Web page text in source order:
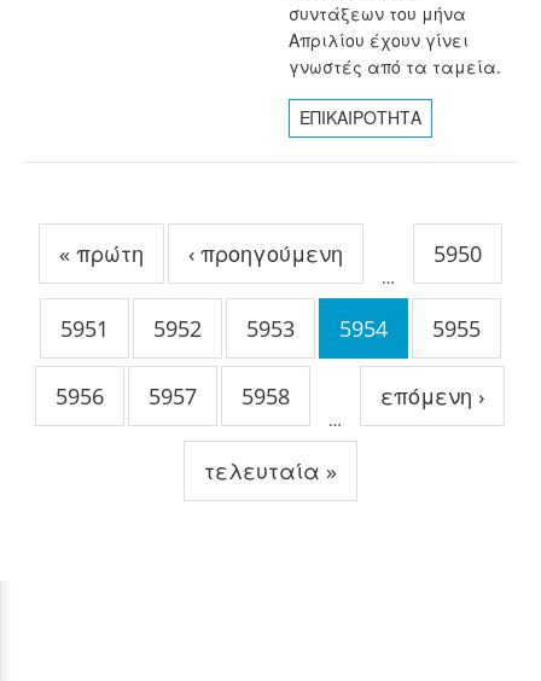
συντάξεων του μήνα
Απριλίου έχουν γίνει
γνωστές από τα ταμεία.
ΕΠΙΚΑΙΡΟΤΗΤΑ
« πρώτη ‹ προηγούμενη
…
5950
5951 5952 5953 5954 5955
5956 5957 5958
…
επόμενη ›
τελευταία »